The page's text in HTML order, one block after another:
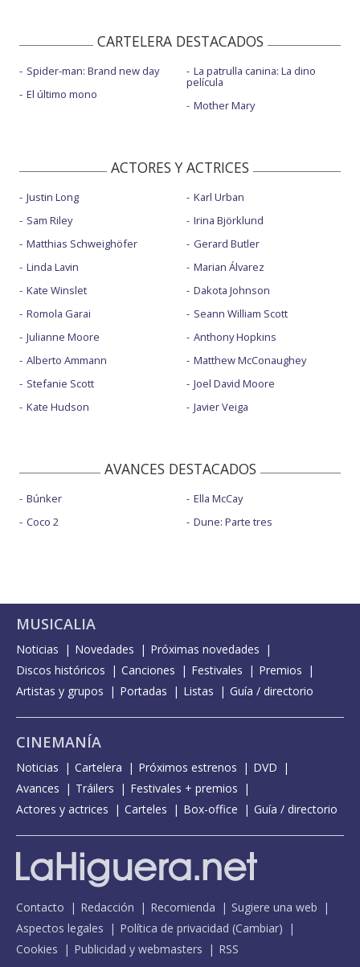
CARTELERA DESTACADOS
Spider-man: Brand new day
El último mono
La patrulla canina: La dino
película
Mother Mary
ACTORES Y ACTRICES
Justin Long
Sam Riley
Matthias Schweighöfer
Linda Lavin
Kate Winslet
Romola Garai
Julianne Moore
Alberto Ammann
Stefanie Scott
Kate Hudson
Karl Urban
Irina Björklund
Gerard Butler
Marian Álvarez
Dakota Johnson
Seann William Scott
Anthony Hopkins
Matthew McConaughey
Joel David Moore
Javier Veiga
AVANCES DESTACADOS
Búnker
Coco 2
Ella McCay
Dune: Parte tres
MUSICALIA
Noticias Novedades
Próximas novedades
Discos históricos
Canciones Festivales
Premios
Artistas y grupos
Portadas Listas Guía / directorio
CINEMANÍA
Noticias Cartelera Próximos estrenos
DVD
Avances
Tráilers
Festivales + premios
Actores y actrices
Carteles Box-office Guía / directorio
Contacto Redacción Recomienda
Sugiere una web
Aspectos legales
Política de privacidad (Cambiar)
Cookies
Publicidad y webmasters RSS